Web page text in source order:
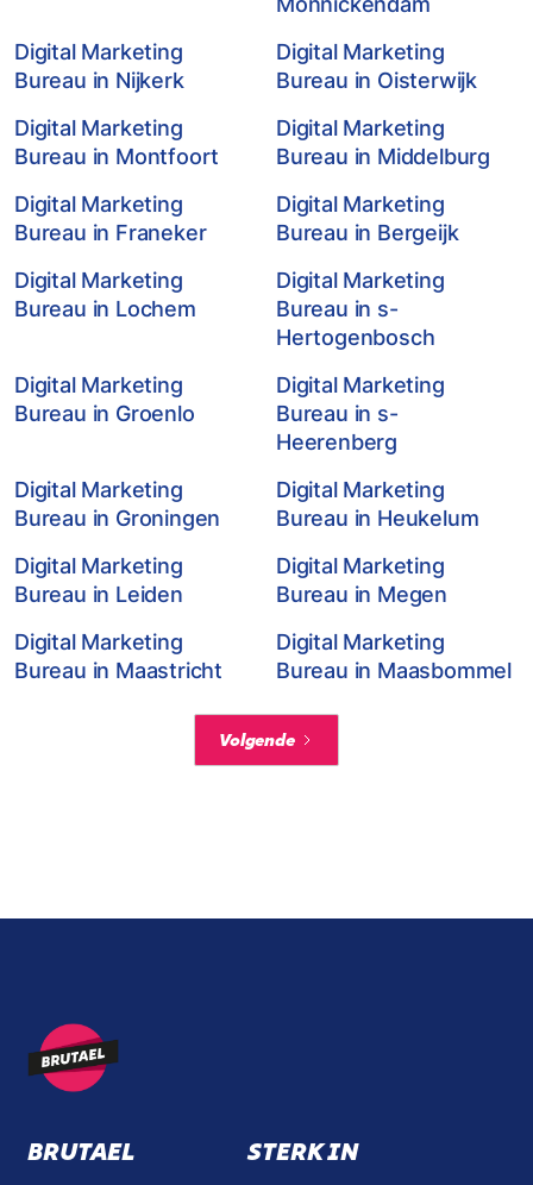
Digital Marketing
Bureau in Nijkerk
Digital Marketing
Bureau in Oisterwijk
Digital Marketing
Bureau in Montfoort
Digital Marketing
Bureau in Middelburg
Digital Marketing
Bureau in Franeker
Digital Marketing
Bureau in Bergeijk
Digital Marketing
Bureau in Lochem
Digital Marketing
Bureau in s-
Hertogenbosch
Digital Marketing
Bureau in Groenlo
Digital Marketing
Bureau in s-
Heerenberg
Digital Marketing
Bureau in Groningen
Digital Marketing
Bureau in Heukelum
Digital Marketing
Bureau in Leiden
Digital Marketing
Bureau in Megen
Digital Marketing
Bureau in Maastricht
Digital Marketing
Bureau in Maasbommel
Volgende
BRUTAEL STERK IN